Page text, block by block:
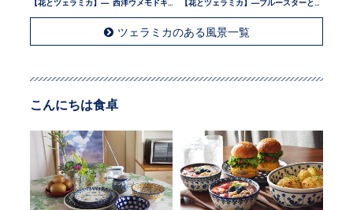
ツェラミカのある風景一覧
こんにちは食卓